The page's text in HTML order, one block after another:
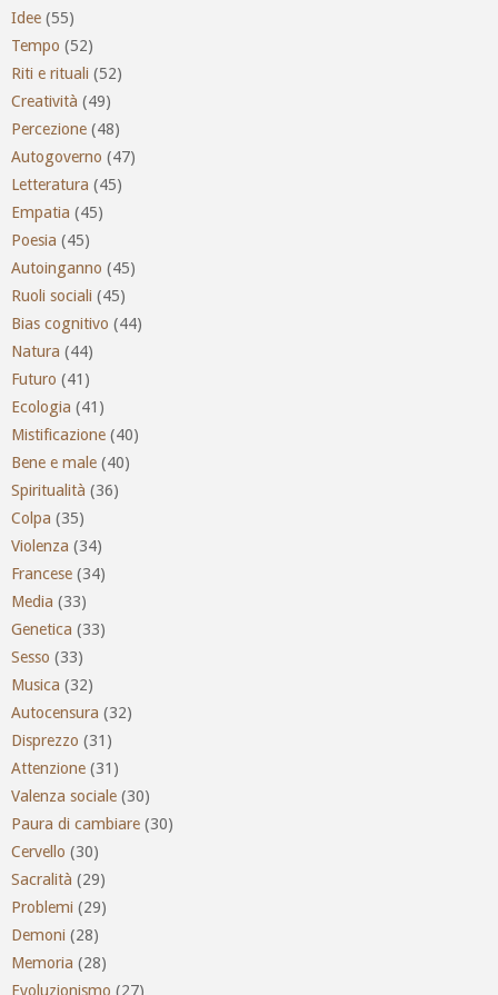
Idee (55)
Tempo (52)
Riti e rituali (52)
Creatività (49)
Percezione (48)
Autogoverno (47)
Letteratura (45)
Empatia (45)
Poesia (45)
Autoinganno (45)
Ruoli sociali (45)
Bias cognitivo (44)
Natura (44)
Futuro (41)
Ecologia (41)
Mistificazione (40)
Bene e male (40)
Spiritualità (36)
Colpa (35)
Violenza (34)
Francese (34)
Media (33)
Genetica (33)
Sesso (33)
Musica (32)
Autocensura (32)
Disprezzo (31)
Attenzione (31)
Valenza sociale (30)
Paura di cambiare (30)
Cervello (30)
Sacralità (29)
Problemi (29)
Demoni (28)
Memoria (28)
Evoluzionismo (27)